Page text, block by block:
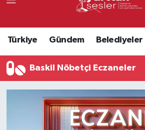
Türkiye Gündem Belediyeler
Baskil Nöbetçi Eczaneler
Süper Lig Puan Durumu ve
Tüm Manşetler
Son Dakika Haberleri
Haber Arşivi